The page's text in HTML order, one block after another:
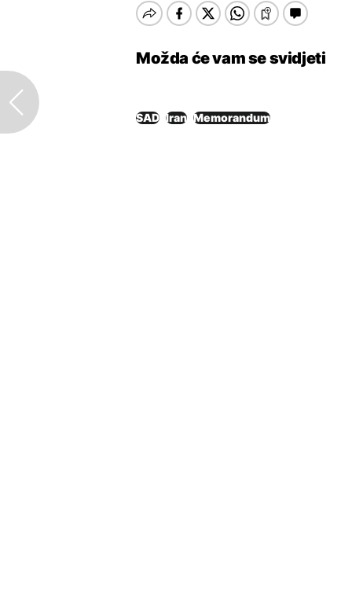
Možda će vam se svidjeti
SAD Iran Memorandum